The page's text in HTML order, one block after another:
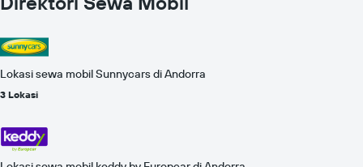
rata
sewa
mobil
satu
hari
Lokasi sewa mobil Sunnycars di Andorra
3 Lokasi